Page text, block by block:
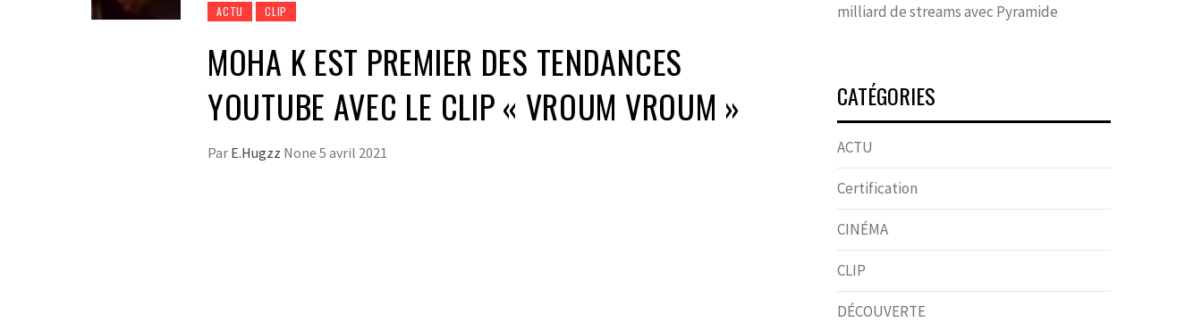
ACTU CLIP
MOHA K EST PREMIER DES TENDANCES
YOUTUBE AVEC LE CLIP « VROUM VROUM »
Par E.Hugzz None 5 avril 2021
milliard de streams avec Pyramide
CATÉGORIES
ACTU
Certification
CINÉMA
CLIP
DÉCOUVERTE